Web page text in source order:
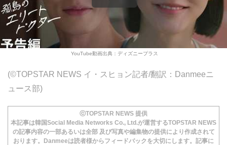
YouTube動画出典：ディズニープラス
(©TOPSTAR NEWS イ・スヒョン記者/翻訳：Danmeeニ
ュース部)
ⓒTOPSTAR NEWS 提供
本記事は韓国Social Media Networks Co., Ltd.が運営するTOPSTAR NEWS
の記事内容の一部あるいは全部 及び写真や編集物の提供により作成されて
おります。Danmeeは読者様からフィードバックを大切にします。記事に